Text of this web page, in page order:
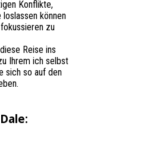
Konflikte,
können
zu
Reise ins
Ihrem ich selbst
sich so auf den